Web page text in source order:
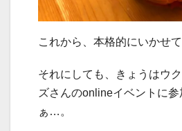
これから、本格的にいかせ
それにしても、きょうはウ
ズさんのonlineイベントに
ぁ…。